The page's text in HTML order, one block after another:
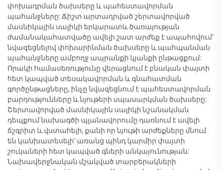
փոխադրման ծախսերը և պահեստավորման
պահանջները: Ճիշտ արտադրված շերտավորված
մասնիկային սալիկի երկարատև ծառայության
ժամանակահատվածը ավելի շատ արժեք է ապահովում՝
նվազեցնելով փոխարինման ծախսերը և պահպանման
պահանջները ամբողջ ապրանքի կյանքի ընթացքում:
Որակի համասեռությունը վերացնում է բնական փայտի
հետ կապված տեսակավորման և գնահատման
գործընթացները, ինչը նվազեցնում է պահեստավորման
բարդությունները և նյութերի սպասարկման ծախսերը:
Շերտավորված մասնիկային սալիկի նշանակման
դեպքում նախագծի պլանավորումը դառնում է ավելի
ճշգրիտ և վստահելի, քանի որ նյութի արժեքները մնում
են կանխատեսելի՝ առանց պինդ կարմիր փայտի
շուկաների հետ կապված գների անկայունության:
Նախավերջնական մշակված տարբերակների